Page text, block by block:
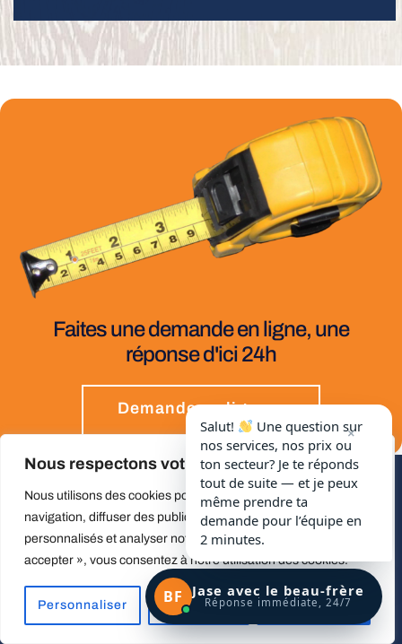
Nous respectons votre vie privée.
Nous utilisons des cookies pour améliorer votre expérience de
navigation, diffuser des publicités ou des contenus
personnalisés et analyser notre trafic. En cliquant sur « Tout
accepter », vous consentez à notre utilisation des cookies.
Personnaliser Tout rejeter Accepter tout
Faites une demande en ligne, une
réponse d'ici 24h
Demande en ligne
R.B.Q
5622-9370-01
Service à la clientèle:
BF Jase avec le beau-frère
Réponse immédiate, 24/7
×
Salut!
Une question sur
nos services, nos prix ou
ton secteur? Je te réponds
tout de suite — et je peux
même prendre ta
demande pour l’équipe en
2 minutes.